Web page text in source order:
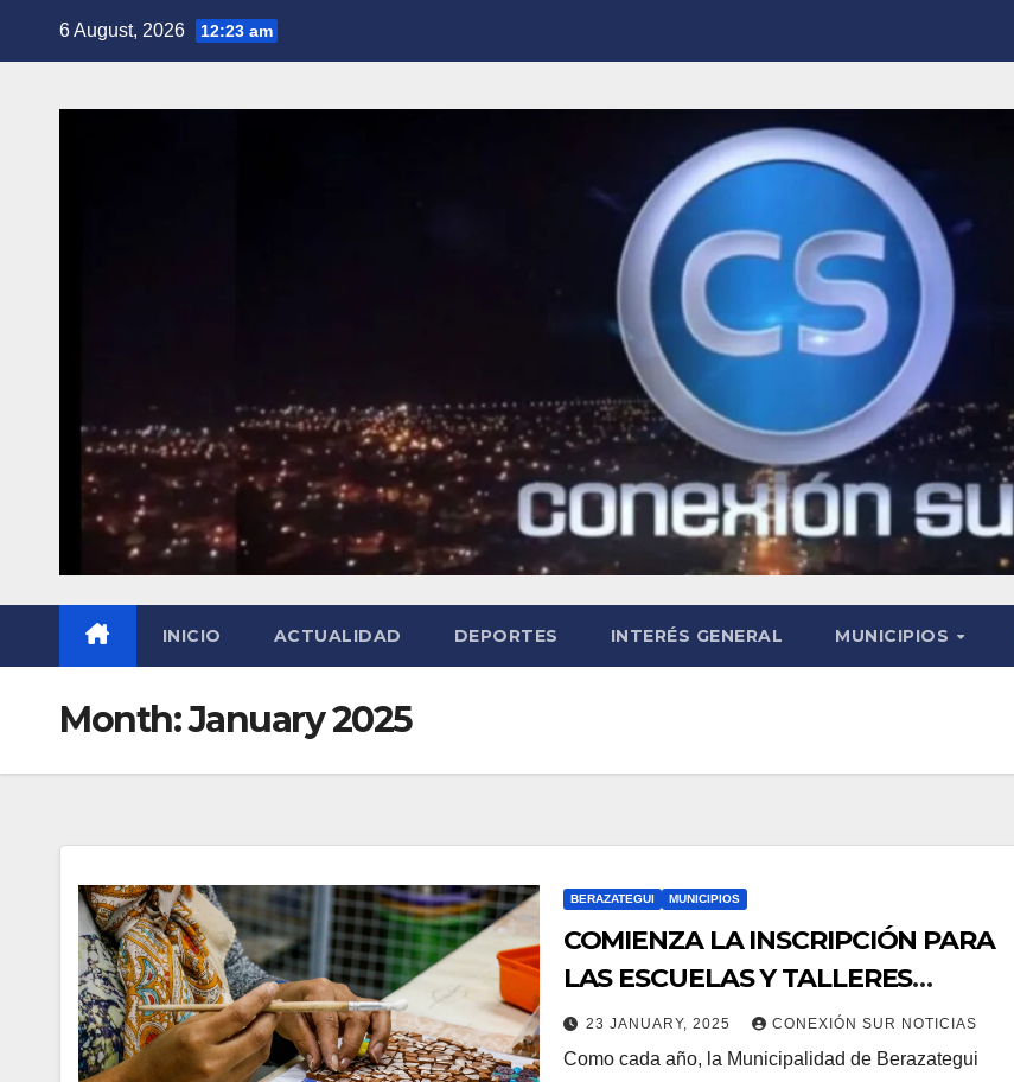
6 August, 2026 12:23 am
INICIO ACTUALIDAD DEPORTES INTERÉS GENERAL MUNICIPIOS
Month:January 2025
BERAZATEGUI MUNICIPIOS
COMIENZA LA INSCRIPCIÓN PARA
LAS ESCUELAS Y TALLERES
CULTURALES
23 JANUARY, 2025 CONEXIÓN SUR NOTICIAS
Como cada año, la Municipalidad de Berazategui